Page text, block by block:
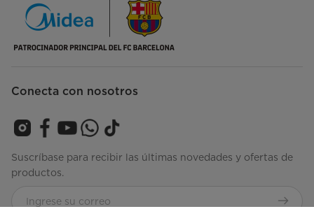
Conecta con nosotros
Suscríbase para recibir las últimas novedades y ofertas de
productos.